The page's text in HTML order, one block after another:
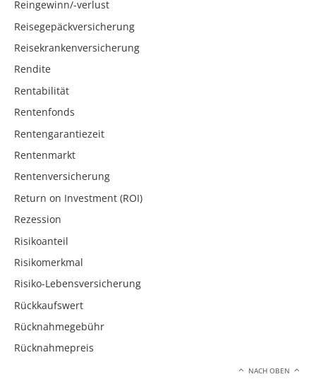
Reingewinn/-verlust
Reisegepäckversicherung
Reisekrankenversicherung
Rendite
Rentabilität
Rentenfonds
Rentengarantiezeit
Rentenmarkt
Rentenversicherung
Return on Investment (ROI)
Rezession
Risikoanteil
Risikomerkmal
Risiko-Lebensversicherung
Rückkaufswert
Rücknahmegebühr
Rücknahmepreis
NACH OBEN